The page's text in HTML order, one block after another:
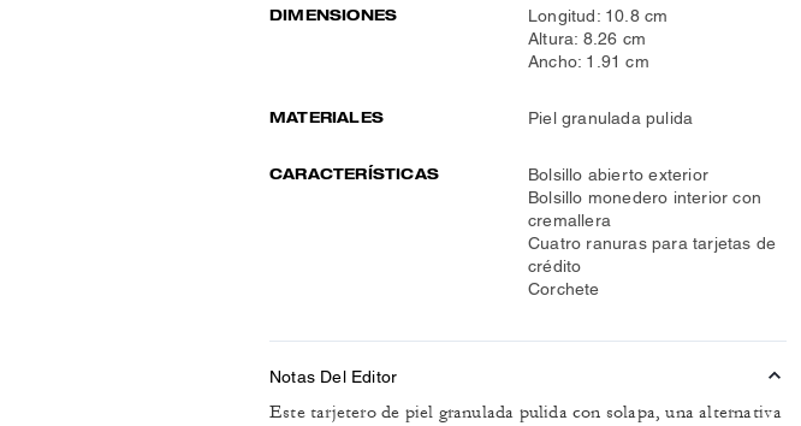
DIMENSIONES
Longitud: 10.8 cm
Altura: 8.26 cm
Ancho: 1.91 cm
MATERIALES Piel granulada pulida
CARACTERÍSTICAS
Bolsillo abierto exterior
Bolsillo monedero interior con
cremallera
Cuatro ranuras para tarjetas de
crédito
Corchete
Notas Del Editor
Este tarjetero de piel granulada pulida con solapa, una alternativa